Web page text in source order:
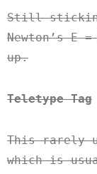
Still
Newton’s E =
up.
Teletype Tag
This rarely
which is